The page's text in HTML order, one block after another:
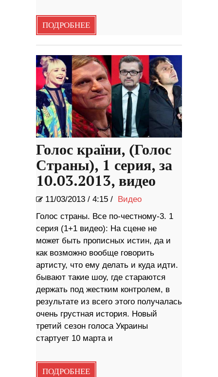
ПОДРОБНЕЕ
Голос країни, (Голос
Страны), 1 серия, за
10.03.2013, видео
11/03/2013 / 4:15 / Видео
Голос страны. Все по-честному-3. 1
серия (1+1 видео): На сцене не
может быть прописных истин, да и
как возможно вообще говорить
артисту, что ему делать и куда идти.
бывают такие шоу, где стараются
держать под жестким контролем, в
результате из всего этого получалась
очень грустная история. Новый
третий сезон голоса Украины
стартует 10 марта и
ПОДРОБНЕЕ